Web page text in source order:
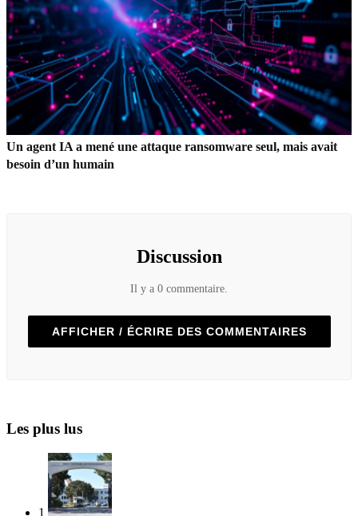
Un agent IA a mené une attaque ransomware seul, mais avait
besoin d’un humain
Discussion
Il y a 0 commentaire.
AFFICHER / ÉCRIRE DES COMMENTAIRES
Les plus lus
1